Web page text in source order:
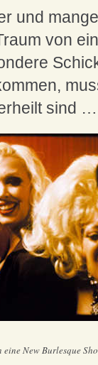
und
von
sind …
New Burlesque